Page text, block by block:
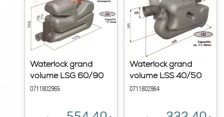
Waterlock grand
volume LSG 60/90
0711802965
Waterlock grand
volume LSS 40/50
0711802964